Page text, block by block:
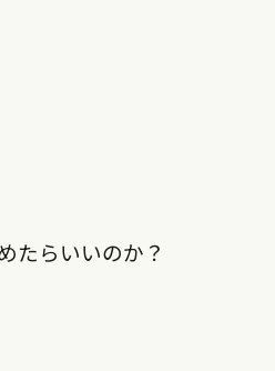
たらいいのか？